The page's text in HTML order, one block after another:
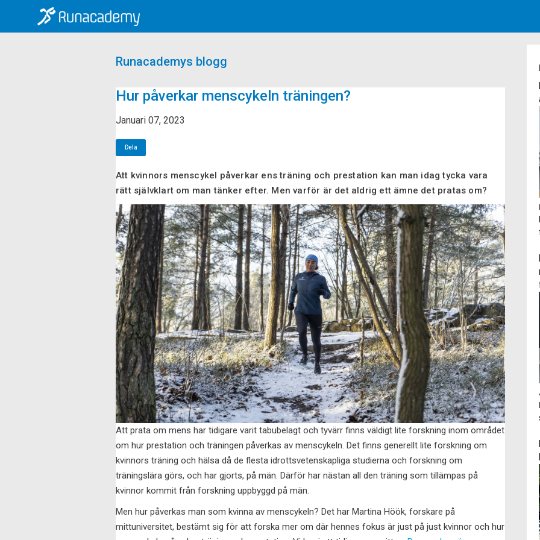
Runacademys blogg
Hur påverkar menscykeln träningen?
Januari 07, 2023
Dela
Att kvinnors menscykel påverkar ens träning och prestation kan man idag tycka vara
rätt självklart om man tänker efter. Men varför är det aldrig ett ämne det pratas om?
Att prata om mens har tidigare varit tabubelagt och tyvärr finns väldigt lite forskning inom området
om hur prestation och träningen påverkas av menscykeln. Det finns generellt lite forskning om
kvinnors träning och hälsa då de flesta idrottsvetenskapliga studierna och forskning om
träningslära görs, och har gjorts, på män. Därför har nästan all den träning som tillämpas på
kvinnor kommit från forskning uppbyggd på män.
Men hur påverkas man som kvinna av menscykeln? Det har Martina Höök, forskare på
mittuniversitet, bestämt sig för att forska mer om där hennes fokus är just på just kvinnor och hur